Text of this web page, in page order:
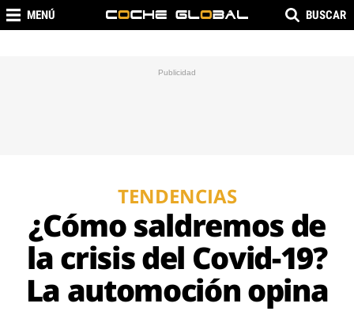
MENÚ BUSCAR
TENDENCIAS
¿Cómo saldremos de
la crisis del Covid-19?
La automoción opina